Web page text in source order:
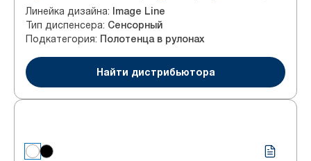
сталь, система H1
Линейка дизайна: Image Line
Тип диспенсера: Сенсорный
Подкатегория: Полотенца в рулонах
Найти дистрибьютора